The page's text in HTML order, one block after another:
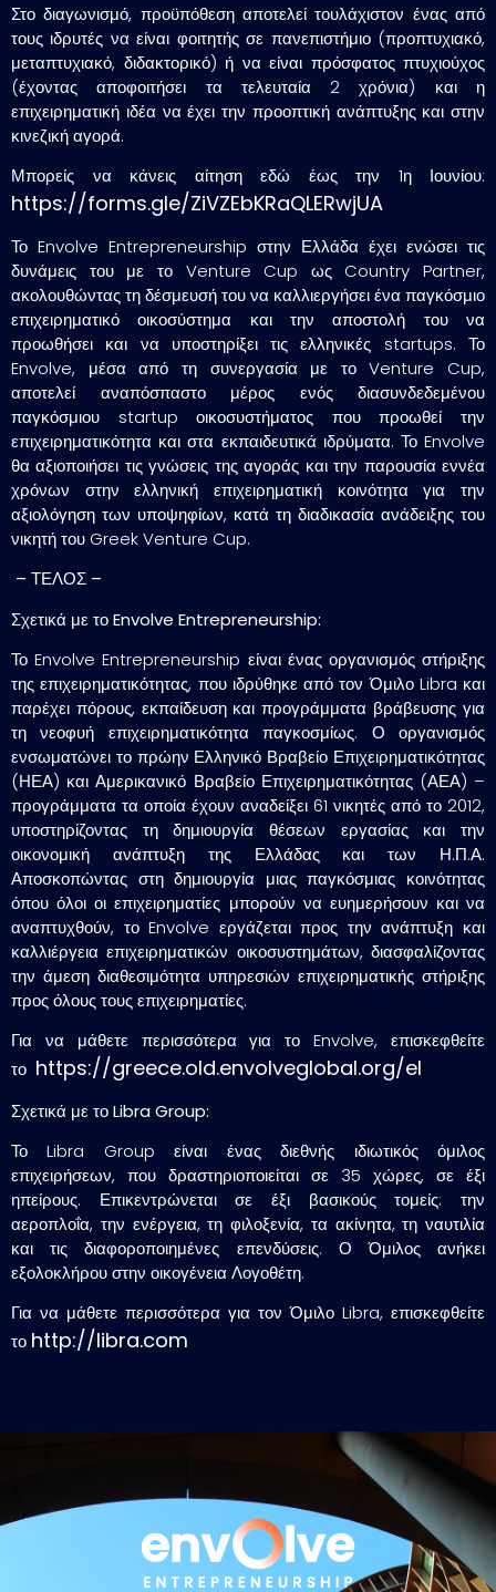
Στο διαγωνισμό, προϋπόθεση αποτελεί τουλάχιστον ένας από
τους ιδρυτές να είναι φοιτητής σε πανεπιστήμιο (προπτυχιακό,
μεταπτυχιακό, διδακτορικό) ή να είναι πρόσφατος πτυχιούχος
(έχοντας αποφοιτήσει τα τελευταία 2 χρόνια) και η
επιχειρηματική ιδέα να έχει την προοπτική ανάπτυξης και στην
κινεζική αγορά.
Μπορείς να κάνεις αίτηση εδώ έως την 1η Ιουνίου:
https://forms.gle/ZiVZEbKRaQLERwjUA
Το Envolve Entrepreneurship στην Ελλάδα έχει ενώσει τις
δυνάμεις του με το Venture Cup ως Country Partner,
ακολουθώντας τη δέσμευσή του να καλλιεργήσει ένα παγκόσμιο
επιχειρηματικό οικοσύστημα και την αποστολή του να
προωθήσει και να υποστηρίξει τις ελληνικές startups. Το
Envolve, μέσα από τη συνεργασία με το Venture Cup,
αποτελεί αναπόσπαστο μέρος ενός διασυνδεδεμένου
παγκόσμιου startup οικοσυστήματος που προωθεί την
επιχειρηματικότητα και στα εκπαιδευτικά ιδρύματα. Το Envolve
θα αξιοποιήσει τις γνώσεις της αγοράς και την παρουσία εννέα
χρόνων στην ελληνική επιχειρηματική κοινότητα για την
αξιολόγηση των υποψηφίων, κατά τη διαδικασία ανάδειξης του
νικητή του Greek Venture Cup.
– ΤΕΛΟΣ –
Σχετικά με το Envolve Entrepreneurship:
Το Envolve Entrepreneurship είναι ένας οργανισμός στήριξης
της επιχειρηματικότητας, που ιδρύθηκε από τον Όμιλο Libra και
παρέχει πόρους, εκπαίδευση και προγράμματα βράβευσης για
τη νεοφυή επιχειρηματικότητα παγκοσμίως. Ο οργανισμός
ενσωματώνει το πρώην Ελληνικό Βραβείο Επιχειρηματικότητας
(ΗΕΑ) και Αμερικανικό Βραβείο Επιχειρηματικότητας (ΑΕΑ) –
προγράμματα τα οποία έχουν αναδείξει 61 νικητές από το 2012,
υποστηρίζοντας τη δημιουργία θέσεων εργασίας και την
οικονομική ανάπτυξη της Ελλάδας και των Η.Π.Α.
Αποσκοπώντας στη δημιουργία μιας παγκόσμιας κοινότητας
όπου όλοι οι επιχειρηματίες μπορούν να ευημερήσουν και να
αναπτυχθούν, το Envolve εργάζεται προς την ανάπτυξη και
καλλιέργεια επιχειρηματικών οικοσυστημάτων, διασφαλίζοντας
την άμεση διαθεσιμότητα υπηρεσιών επιχειρηματικής στήριξης
προς όλους τους επιχειρηματίες.
Για να μάθετε περισσότερα για το Envolve, επισκεφθείτε
το https://greece.old.envolveglobal.org/el
Σχετικά με το LibraGroup:
Το Libra Group είναι ένας διεθνής ιδιωτικός όμιλος
επιχειρήσεων, που δραστηριοποιείται σε 35 χώρες, σε έξι
ηπείρους. Επικεντρώνεται σε έξι βασικούς τομείς: την
αεροπλοΐα, την ενέργεια, τη φιλοξενία, τα ακίνητα, τη ναυτιλία
και τις διαφοροποιημένες επενδύσεις. Ο Όμιλος ανήκει
εξολοκλήρου στην οικογένεια Λογοθέτη.
Για να μάθετε περισσότερα για τον Όμιλο Libra, επισκεφθείτε
το http://libra.com